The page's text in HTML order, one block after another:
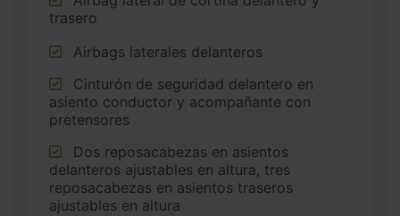
trasero
Airbags laterales delanteros
asiento conductor y acompañante con
pretensores
delanteros ajustables en altura, tres
reposacabezas en asientos traseros
ajustables en altura